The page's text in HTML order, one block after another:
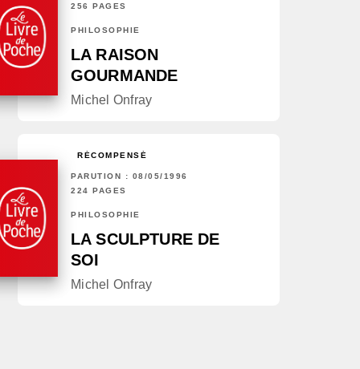
256 PAGES
PHILOSOPHIE
LA RAISON
GOURMANDE
Michel Onfray
RÉCOMPENSÉ
PARUTION : 08/05/1996
224 PAGES
PHILOSOPHIE
LA SCULPTURE DE
SOI
Michel Onfray